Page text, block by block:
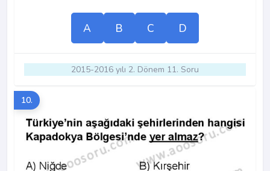
A B C D
2015-2016 yılı 2. Dönem 11. Soru
10.